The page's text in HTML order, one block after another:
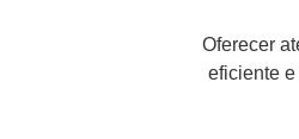
Oferecer
eficiente